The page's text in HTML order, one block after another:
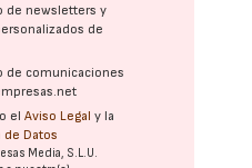
de newsletters y
de
de comunicaciones
elAviso Legal y la
de Datos
Media, S.L.U.